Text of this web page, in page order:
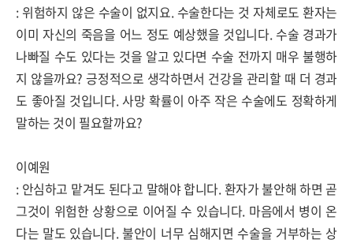
: 위험하지 않은 수술이 없지요.수술한다는 것 자체로도 환자는
이미 자신의 죽음을 어느 정도 예상했을 것입니다.수술 경과가
나빠질 수도 있다는 것을 알고 있다면 수술 전까지 매우 불행하
지 않을까요?긍정적으로 생각하면서 건강을 관리할 때 더 경과
도 좋아질 것입니다.사망 확률이 아주 작은 수술에도 정확하게
말하는 것이 필요할까요?
이예원
: 안심하고 맡겨도 된다고 말해야 합니다. 환자가 불안해 하면 곧
그것이 위험한 상황으로 이어질 수 있습니다. 마음에서 병이 온
다는 말도 있습니다.불안이 너무 심해지면 수술을 거부하는 상